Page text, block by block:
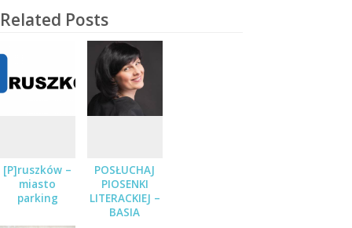
Related Posts
[P]ruszków –
miasto
parking
POSŁUCHAJ
PIOSENKI
LITERACKIEJ –
BASIA